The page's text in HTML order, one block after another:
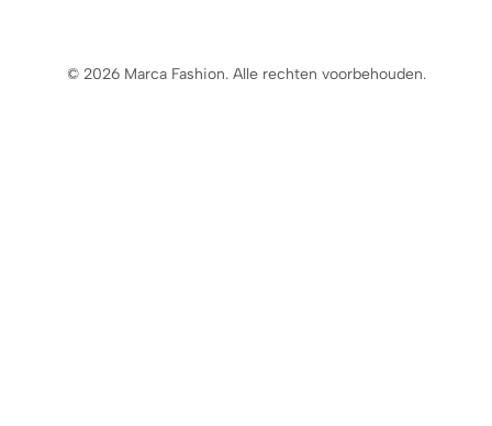
© 2026 Marca Fashion. Alle rechten voorbehouden.